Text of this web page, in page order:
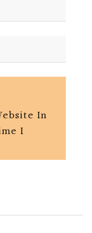
In
I